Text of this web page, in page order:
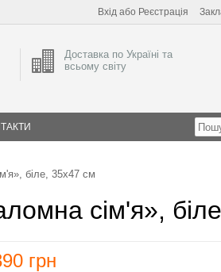
Вхід або Реєстрація
Доставка по Україні та
всьому світу
біле, 35х47 см
сім'я»,
грн